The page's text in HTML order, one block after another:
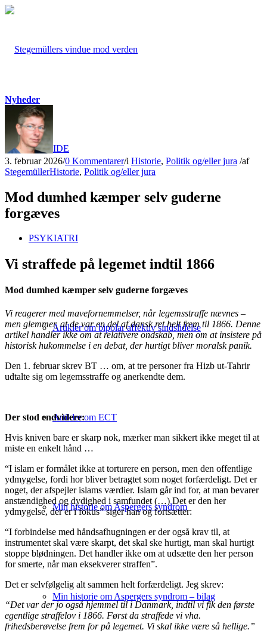
FORSIDE
PSYKIATRI
Artikler om bipolar affektiv sindslidelse
Artikler om ECT
Min historie om Aspergers syndrom
Min historie om Aspergers syndrom – bilag
Nyheder
3. februar 2026/0 Kommentarer/i Historie, Politik og/eller jura /af
StegemüllerHistorie, Politik og/eller jura
Mod dumhed kæmper selv guderne
forgæves
Vi straffede på legemet indtil 1866
Mod dumhed kæmper selv guderne forgæves
Vi reagerer med mavefornemmelser, når legemsstraffe nævnes –
men glemmer, at de var en del af dansk ret helt frem til 1866. Denne
artikel handler ikke om at relativere ondskab, men om at insistere på
historisk hukommelse i en debat, der hurtigt bliver moralsk panik.
Den 1. februar skrev BT … om, at tre personer fra Hizb ut-Tahrir
udtalte sig om legemsstraffe og anerkendte dem.
Der stod endvidere:
Hvis kniven bare er skarp nok, mærker man sikkert ikke meget til at
miste en enkelt hånd …
“I islam er formålet ikke at torturere en person, men den offentlige
ydmygelse, fordi hor bliver betragtet som noget forfærdeligt. Det er
noget, der afspejler islams værdier. Islam går ind for, at man bevarer
anstændighed og dydighed i samfundet (…) Det er den her
ydmygelse, der er i fokus” siger han og fortsætter:
“I forbindelse med håndsafhugningen er der også krav til, at
instrumentet skal være skarpt, det skal ske hurtigt, man skal hurtigt
stoppe blødningen. Det handler ikke om at udsætte den her person
for smerte, når man eksekverer straffen”.
Det er selvfølgelig alt sammen helt forfærdeligt. Jeg skrev:
“Det var der jo også hjemmel til i Danmark, indtil vi fik den første
egentlige straffelov i 1866. Først da straffede vi vha.
frihedsberøvelse frem for på legemet. Vi skal ikke være så hellige.”